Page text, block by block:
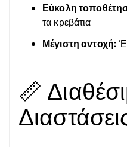
Εύκολη
τα κρεβάτια
Μέγιστη αντοχή:
📏